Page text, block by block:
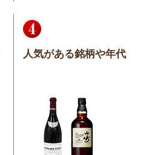
人気がある銘柄や年代